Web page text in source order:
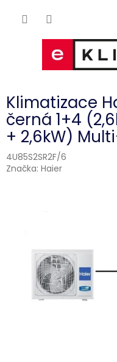
Klimatizace
černá 1+4
+ 2,6kW)
4U85S2SR2F/6
Značka: Haier